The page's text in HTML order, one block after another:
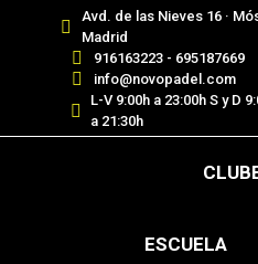
Avd. de las Nieves 16 ·
Madrid
916163223 - 695187669
info@novopadel.com
L-V 9:00h a 23:00h S y D
a 21:30h
ESCUELA